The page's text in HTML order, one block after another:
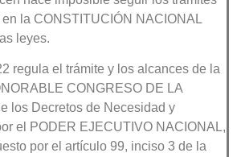
la CONSTITUCIÓN NACIONAL
leyes.
regula el trámite y los alcances de la
CONGRESO DE LA
los Decretos de Necesidad y
el PODER EJECUTIVO NACIONAL,
por el artículo 99, inciso 3 de la